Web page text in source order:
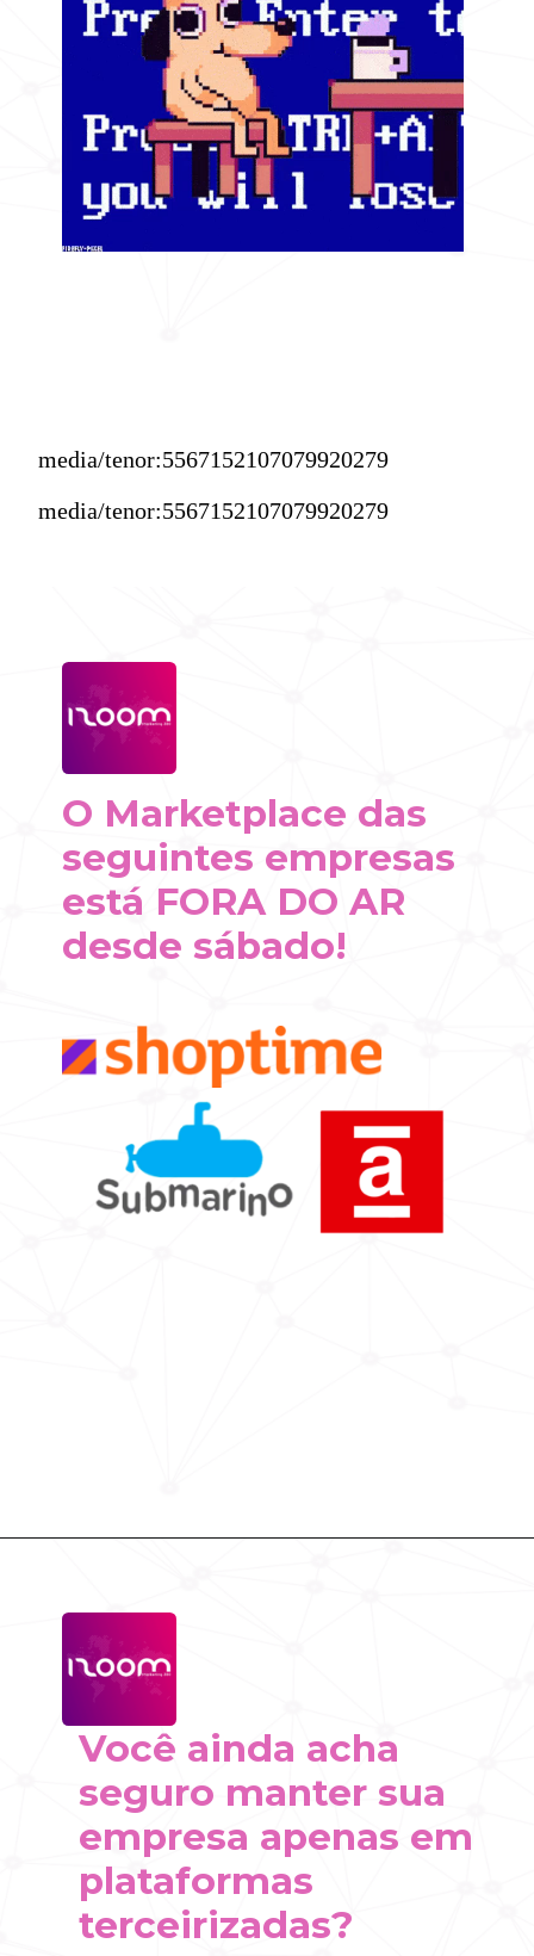
media/tenor:5567152107079920279
media/tenor:5567152107079920279
O Marketplace das
seguintes empresas
está FORA DO AR
desde sábado!
Você ainda acha
seguro manter sua
empresa apenas em
plataformas
terceirizadas?